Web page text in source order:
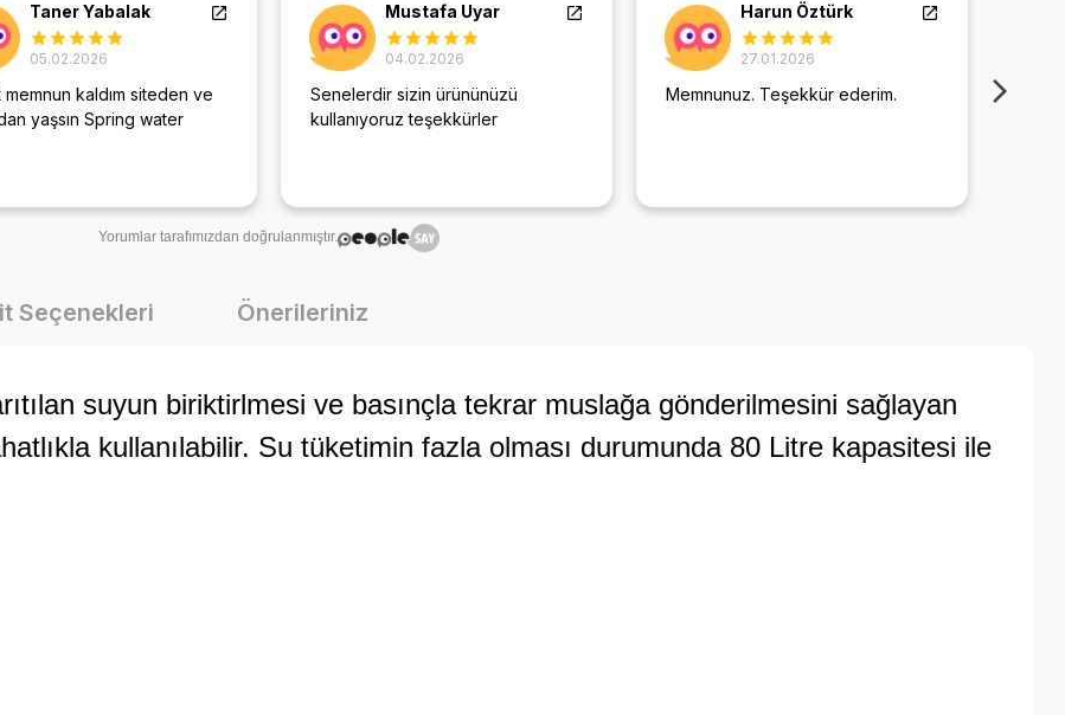
Taner Yabalak
05.02.2026
memnun kaldım siteden ve
yaşsın Spring water
Mustafa Uyar
04.02.2026
Senelerdir sizin ürününüzü
kullanıyoruz teşekkürler
Harun Öztürk
27.01.2026
Memnunuz. Teşekkür ederim.
Yorumlar tarafımızdan doğrulanmıştır.
Seçenekleri Önerileriniz
suyun biriktirlmesi ve basınçla tekrar muslağa gönderilmesini sağlayan
kullanılabilir. Su tüketimin fazla olması durumunda 80 Litre kapasitesi ile